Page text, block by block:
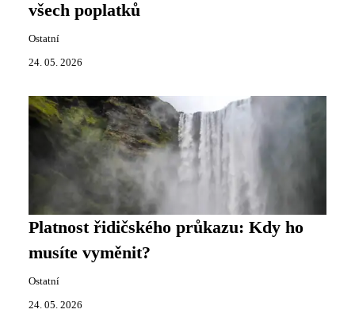
všech poplatků
Ostatní
24. 05. 2026
Platnost řidičského průkazu: Kdy ho
musíte vyměnit?
Ostatní
24. 05. 2026